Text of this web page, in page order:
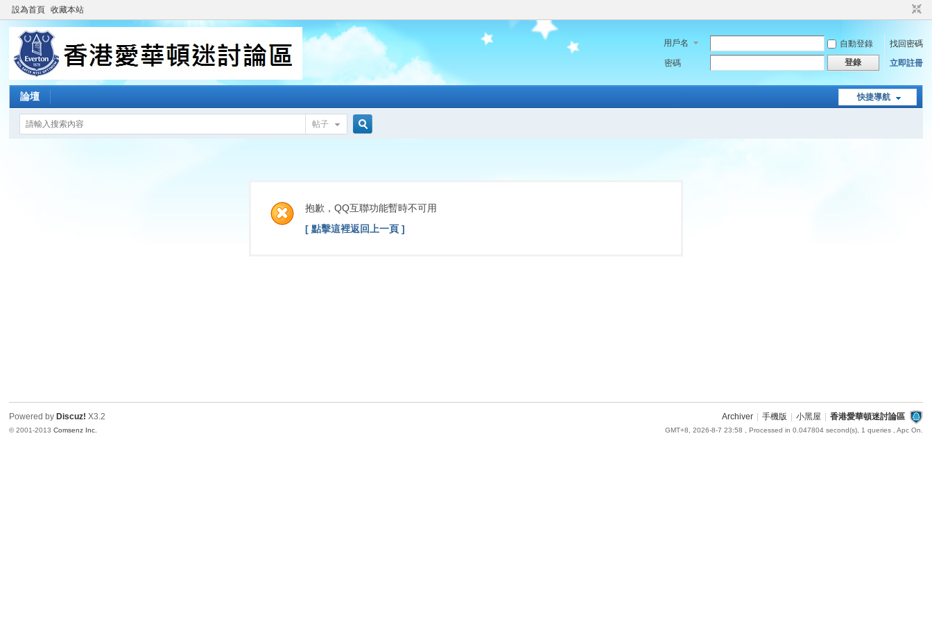
設為首頁 收藏本站
用戶名 自動登錄
找回密碼
密碼
登錄 立即註冊
快捷導航
論壇
帖子
索
抱歉，QQ互聯功能暫時不可用
[ 點擊這裡返回上一頁 ]
Archiver 手機版 小黑屋 香港愛華頓迷討論區
GMT+8, 2026-8-7 23:58 , Processed in 0.047804 second(s), 1 queries , Apc On.
Powered by Discuz! X3.2
© 2001-2013Comsenz Inc.